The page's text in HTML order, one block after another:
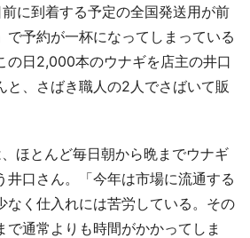
に到着する予定の全国発送用が前
で予約が一杯になってしまっている
の日2,000本のウナギを店主の井口
と、さばき職人の2人でさばいて販
ほとんど毎日朝から晩までウナギ
井口さん。「今年は市場に流通する
なく仕入れには苦労している。その
で通常よりも時間がかかってしま